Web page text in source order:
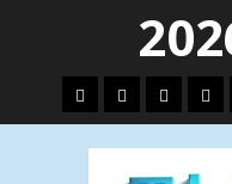
content頭
條
財
經
地
方.
文
教.